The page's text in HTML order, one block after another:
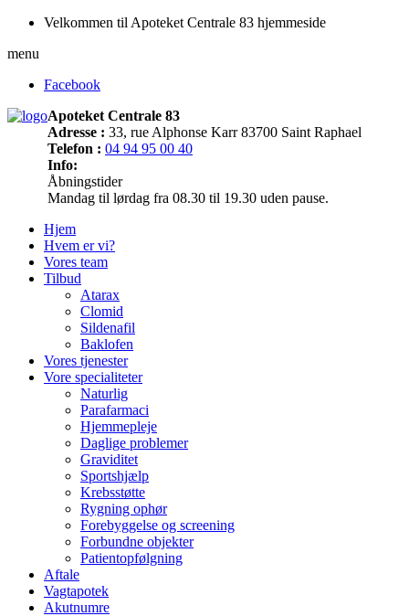
Velkommen til Apoteket Centrale 83 hjemmeside
menu
Facebook
Apoteket Centrale 83
Adresse : 33, rue Alphonse Karr 83700 Saint Raphael
Telefon : 04 94 95 00 40
Info:
Åbningstider
Mandag til lørdag fra 08.30 til 19.30 uden pause.
Hjem
Hvem er vi?
Vores team
Tilbud
Atarax
Clomid
Sildenafil
Baklofen
Vores tjenester
Vore specialiteter
Naturlig
Parafarmaci
Hjemmepleje
Daglige problemer
Graviditet
Sportshjælp
Krebsstøtte
Rygning ophør
Forebyggelse og screening
Forbundne objekter
Patientopfølgning
Aftale
Vagtapotek
Akutnumre